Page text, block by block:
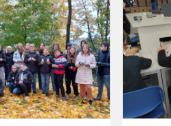
jaunieji
samariečiai
akcijoje
,,Uždekim...